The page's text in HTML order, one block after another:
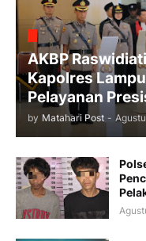
AKBP
Kapolres
Pelayanan
by Matahari Post -